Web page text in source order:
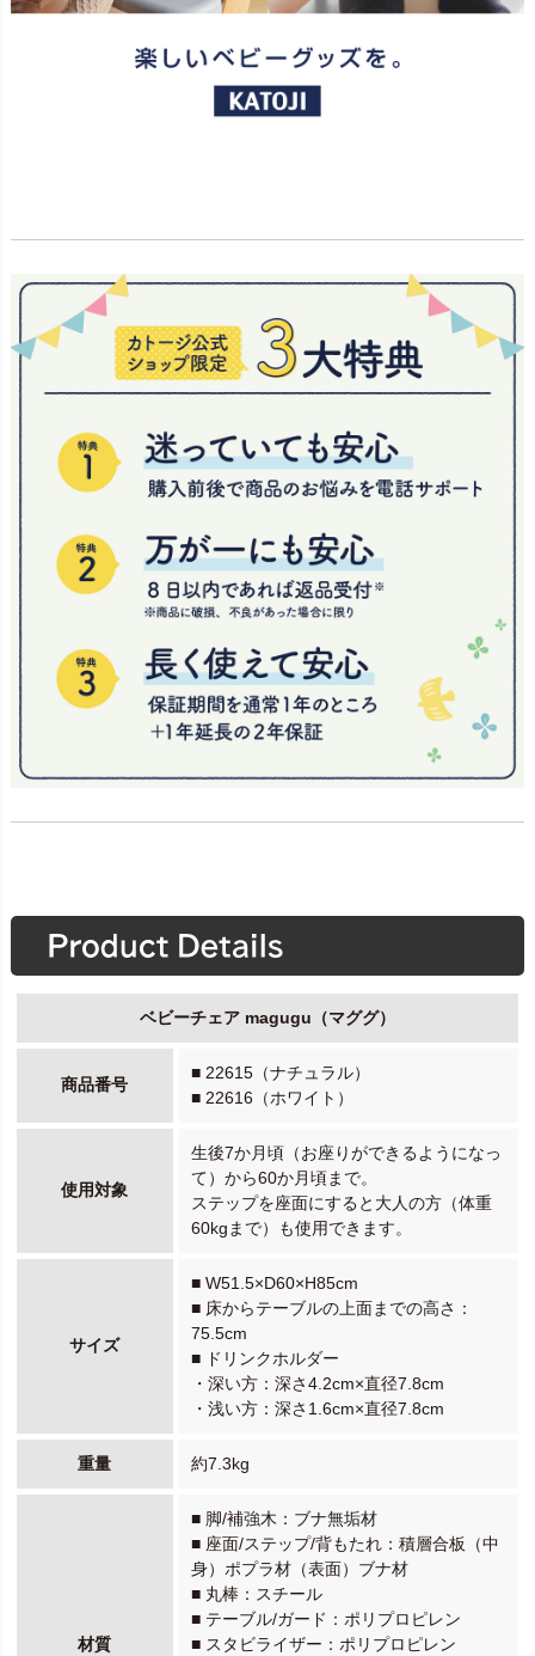
ベビーチェア magugu（マググ）
商品番号
■ 22615（ナチュラル）
■ 22616（ホワイト）
使用対象
生後7か月頃（お座りができるようになっ
て）から60か月頃まで。
ステップを座面にすると大人の方（体重
60kgまで）も使用できます。
サイズ
■ W51.5×D60×H85cm
■ 床からテーブルの上面までの高さ：
75.5cm
■ ドリンクホルダー
・深い方：深さ4.2cm×直径7.8cm
・浅い方：深さ1.6cm×直径7.8cm
重量 約7.3kg
材質
■ 脚/補強木：ブナ無垢材
■ 座面/ステップ/背もたれ：積層合板（中
身）ポプラ材（表面）ブナ材
■ 丸棒：スチール
■ テーブル/ガード：ポリプロピレン
■ スタビライザー：ポリプロピレン